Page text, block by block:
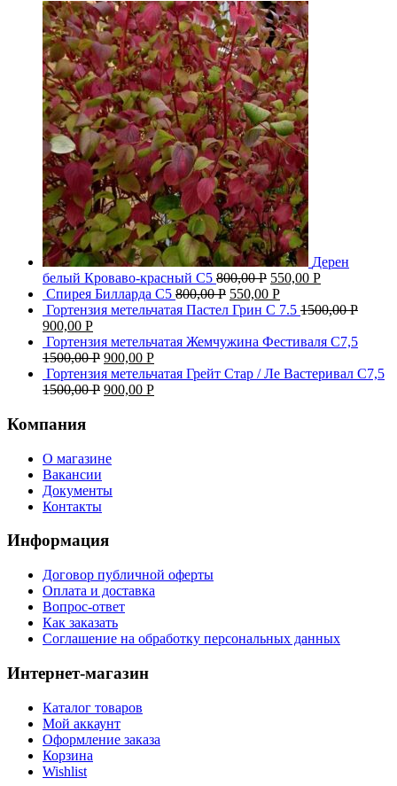
Дерен
белый Кроваво-красный С5 800,00Р 550,00 Р
Спирея Билларда С5 800,00Р 550,00 Р
Гортензия метельчатая Пастел Грин C 7.5 1500,00Р
900,00 Р
Гортензия метельчатая Жемчужина Фестиваля С7,5
1500,00Р 900,00 Р
Гортензия метельчатая Грейт Стар / Ле Вастеривал С7,5
1500,00Р 900,00 Р
Компания
О магазине
Вакансии
Документы
Контакты
Информация
Договор публичной оферты
Оплата и доставка
Вопрос-ответ
Как заказать
Соглашение на обработку персональных данных
Интернет-магазин
Каталог товаров
Мой аккаунт
Оформление заказа
Корзина
Wishlist